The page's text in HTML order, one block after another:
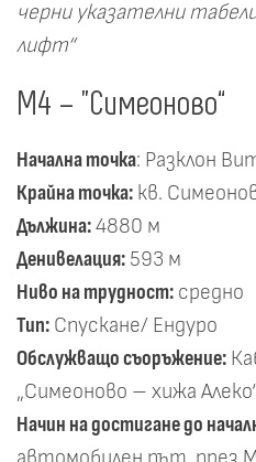
черни указателни
лифт“
М4 – "Симеоново“
Начална точка: Разклон
Крайна точка: кв.
Дължина: 4880 м
Денивелация: 593 м
Ниво на трудност: средно
Тип: Спускане/ Ендуро
Обслужващо съоръжение:
„Симеоново – хижа
Начин на достигане до